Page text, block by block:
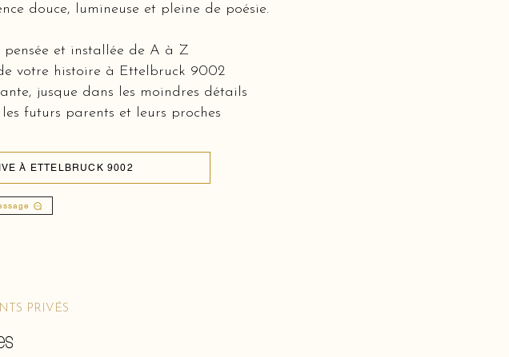
douce, lumineuse et pleine de poésie.
pensée et installée de A à Z
votre histoire à Ettelbruck 9002
jusque dans les moindres détails
futurs parents et leurs proches
À ETTELBRUCK 9002
PRIVÉS